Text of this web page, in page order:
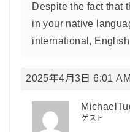
Despite the fact that
in your native
international,
2025年4月3日 6:01
ゲスト